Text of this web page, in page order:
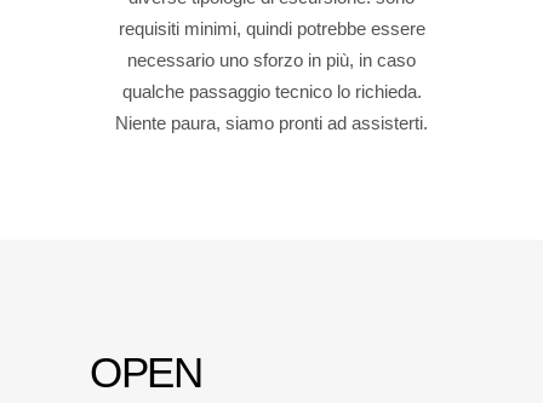
requisiti minimi, quindi potrebbe essere
necessario uno sforzo in più, in caso
qualche passaggio tecnico lo richieda.
Niente paura, siamo pronti ad assisterti.
OPEN